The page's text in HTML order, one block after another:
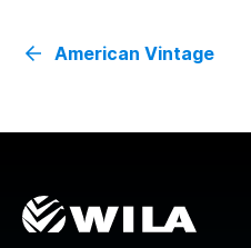
American Vintage